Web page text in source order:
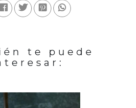
te puede